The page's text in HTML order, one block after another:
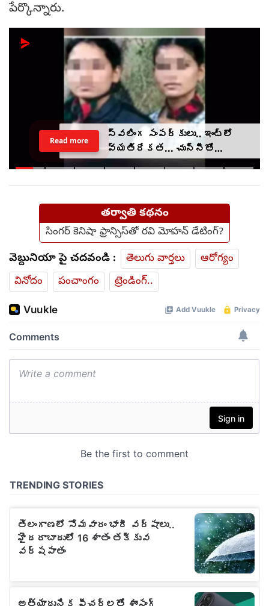
పేర్కొన్నారు.
స్వలింగ సంపర్కులు.. ఇంట్లో
వ్యతిరేకత... చున్నీతో
ఉరేసుకుని ఆత్మహత్య
Read more
తర్వాతి కథనం
సింగర్ కెనిషా ఫ్రాన్సిస్‌తో రవి మోహన్ డేటింగ్?
వెబ్దునియా పై చదవండి : తెలుగు వార్తలు
ఆరోగ్యం
వినోదం
పంచాంగం ట్రెండింగ్..